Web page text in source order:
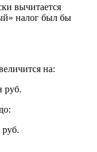
вычитается
налог был бы
на:
руб.